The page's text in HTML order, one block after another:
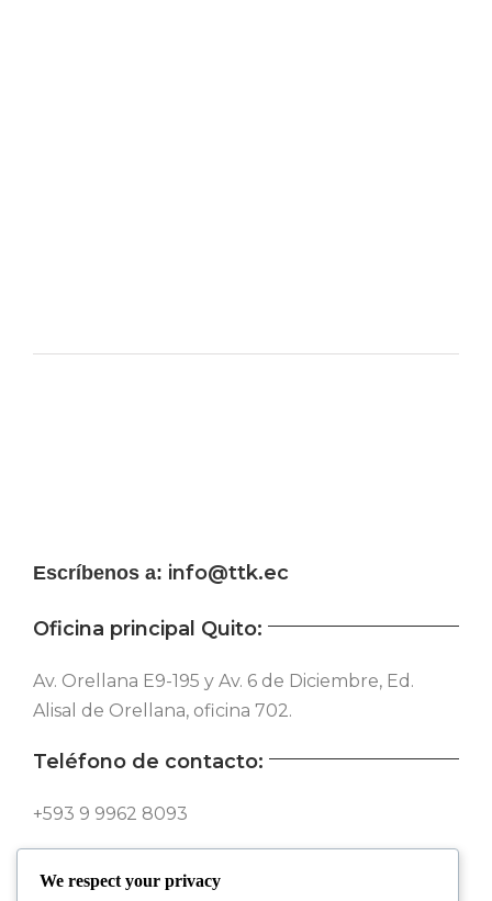
Escríbenos a: info@ttk.ec
Oficina principal Quito:
Av. Orellana E9-195 y Av. 6 de Diciembre, Ed.
Alisal de Orellana, oficina 702.
Teléfono de contacto:
+593 9 9962 8093
We respect your privacy